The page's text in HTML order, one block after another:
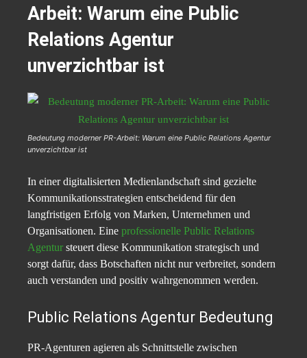
Arbeit: Warum eine Public
Relations Agentur
unverzichtbar ist
Bedeutung moderner PR-Arbeit: Warum eine Public Relations Agentur
unverzichtbar ist
In einer digitalisierten Medienlandschaft sind gezielte
Kommunikationsstrategien entscheidend für den
langfristigen Erfolg von Marken, Unternehmen und
Organisationen. Eine professionelle Public Relations
Agentur steuert diese Kommunikation strategisch und
sorgt dafür, dass Botschaften nicht nur verbreitet, sondern
auch verstanden und positiv wahrgenommen werden.
Public Relations Agentur Bedeutung
PR-Agenturen agieren als Schnittstelle zwischen